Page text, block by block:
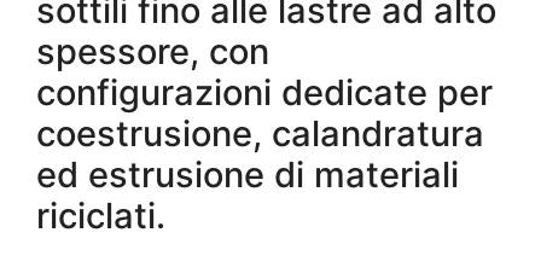
sottili fino alle lastre ad alto
spessore, con
configurazioni dedicate per
coestrusione, calandratura
ed estrusione di materiali
riciclati.